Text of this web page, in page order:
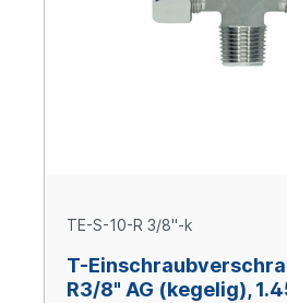
TE-S-10-R 3/8"-k
T-
R3/8" AG (kegelig),